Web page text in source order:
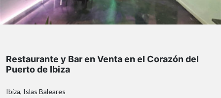
Restaurante y Bar en Venta en el Corazón del
Puerto de Ibiza
Ibiza, Islas Baleares